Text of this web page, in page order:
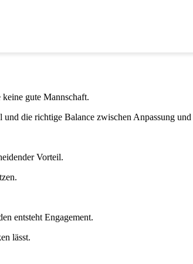
gute Mannschaft.
die richtige Balance zwischen Anpassung und
Vorteil.
entsteht Engagement.
lässt.